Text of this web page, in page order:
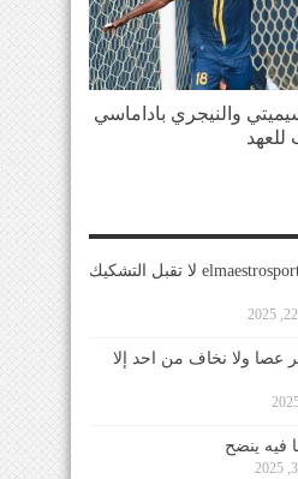
والنيجري باداماسي
للعهد
مصداقية elmaestrosport لا تقبل التشكيك
عصا ولا نخاف من احد إلا
فيه ينضح